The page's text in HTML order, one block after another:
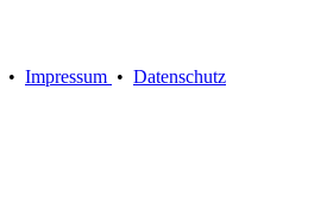
• Impressum • Datenschutz